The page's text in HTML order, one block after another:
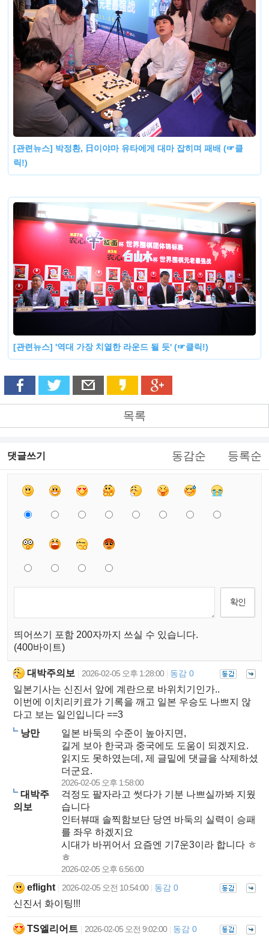
[관련뉴스] 박정환, 日이야마 유타에게 대마 잡히며 패배 (☞클
릭!)
[관련뉴스] '역대 가장 치열한 라운드 될 듯' (☞클릭!)
목록
댓글쓰기 동감순 등록순
띄어쓰기 포함 200자까지 쓰실 수 있습니다.
(400바이트)
대박주의보 2026-02-05 오후 1:28:00 동감 0
일본기사는 신진서 앞에 계란으로 바위치기인가..
이번에 이치리키료가 기록을 깨고 일본 우승도 나쁘지 않
다고 보는 일인입니다 ==3
낭만
일본 바둑의 수준이 높아지면,
길게 보아 한국과 중국에도 도움이 되겠지요.
읽지도 못하였는데, 제 글밑에 댓글을 삭제하셨
더군요.
2026-02-05 오후 1:58:00
대박주
의보
걱정도 팔자라고 썻다가 기분 나쁘실까봐 지웠
습니다
인터뷰때 솔찍함보단 당연 바둑의 실력이 승패
를 좌우 하겠지요
시대가 바뀌어서 요즘엔 기7운3이라 합니다 ㅎ
ㅎ
2026-02-05 오후 6:56:00
eflight 2026-02-05 오전 10:54:00 동감 0
신진서 화이팅!!!
TS엘리어트 2026-02-05 오전 9:02:00 동감 0